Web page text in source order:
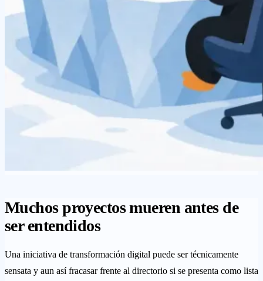
Muchos proyectos mueren antes de
ser entendidos
Una iniciativa de transformación digital puede ser técnicamente
sensata y aun así fracasar frente al directorio si se presenta como lista